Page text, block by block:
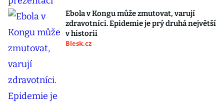
Ebola v Kongu může zmutovat, varují
zdravotníci. Epidemie je prý druhá největší
v historii
Blesk.cz